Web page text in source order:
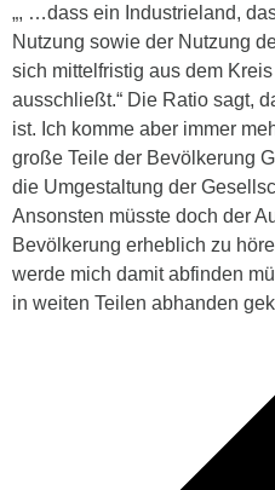
„, …dass ein Industrieland,
Nutzung sowie der Nutzung
sich mittelfristig aus dem
ausschließt.“ Die Ratio sagt,
ist. Ich komme aber immer
große Teile der Bevölkerung
die Umgestaltung der
Ansonsten müsste doch der
Bevölkerung erheblich zu
werde mich damit abfinden
in weiten Teilen abhanden